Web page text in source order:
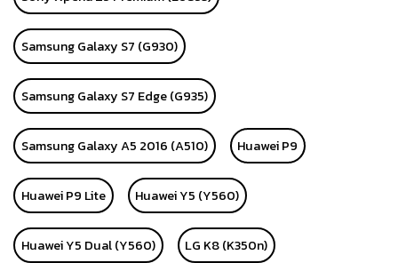
Samsung Galaxy S7 (G930)
Samsung Galaxy S7 Edge (G935)
Samsung Galaxy A5 2016 (A510) Huawei P9
Huawei P9 Lite Huawei Y5 (Y560)
Huawei Y5 Dual (Y560) LG K8 (K350n)